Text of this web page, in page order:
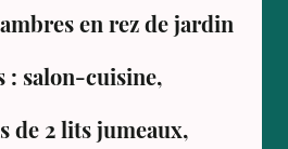
en rez de jardin
: salon-cuisine,
de 2 lits jumeaux,